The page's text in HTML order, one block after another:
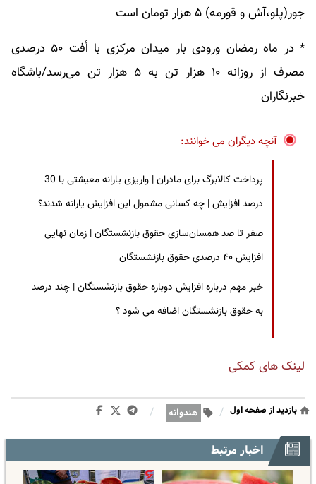
جور(پلو،آش و قورمه) ۵ هزار تومان است
* در ماه رمضان ورودی بار میدان مرکزی با اُفت ۵۰ درصدی
مصرف از روزانه ۱۰ هزار تن به ۵ هزار تن می‌رسد/باشگاه
خبرنگاران
آنچه دیگران می خوانند:
پرداخت کالابرگ برای مادران | واریزی یارانه معیشتی با 30
درصد افزایش | چه کسانی مشمول این افزایش یارانه شدند؟
صفر تا صد همسان‌سازی حقوق بازنشستگان | زمان نهایی
افزایش ۴۰ درصدی حقوق بازنشستگان
خبر مهم درباره افزایش دوباره حقوق بازنشستگان | چند درصد
به حقوق بازنشستگان اضافه می شود ؟
لینک های کمکی
بازدید از صفحه اول / هندوانه /
اخبار مرتبط